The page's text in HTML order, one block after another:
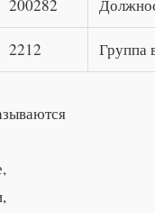
200282
2212 Группа